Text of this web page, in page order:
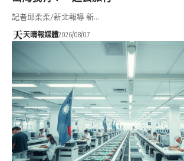
記者邱柔柔/新北報導 新…
天晴報媒體2026/08/07